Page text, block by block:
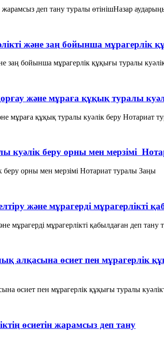
деп тану туралы өтінішНазар
және заң бойынша мұрагерлік
заң бойынша мұрагерлік құқығы туралы
және мұраға құқық туралы
мұраға құқық туралы куәлiк беру
куәлiк беру орны мен мерзiмi
беру орны мен мерзiмi Нотариат туралы
және мұрагерді мұрагерлікті
мұрагерді мұрагерлікті қабылдаған деп
алқасына өсиет пен мұрагерлік
өсиет пен мұрагерлік құқығы туралы
өсиетін жарамсыз деп тану